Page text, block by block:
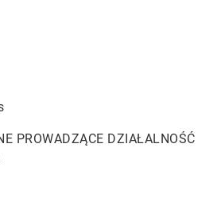
PROWADZĄCE DZIAŁALNOŚĆ